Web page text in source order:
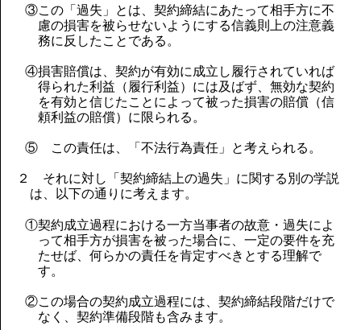
③この「過失」とは、契約締結にあたって相手方に不
慮の損害を被らせないようにする信義則上の注意義
務に反したことである。
④損害賠償は、契約が有効に成立し履行されていれば
得られた利益（履行利益）には及ばず、無効な契約
を有効と信じたことによって被った損害の賠償（信
頼利益の賠償）に限られる。
⑤ この責任は、「不法行為責任」と考えられる。
２ それに対し「契約締結上の過失」に関する別の学説
は、以下の通りに考えます。
①契約成立過程における一方当事者の故意・過失によ
って相手方が損害を被った場合に、一定の要件を充
たせば、何らかの責任を肯定すべきとする理解で
す。
②この場合の契約成立過程には、契約締結段階だけで
なく、契約準備段階も含みます。